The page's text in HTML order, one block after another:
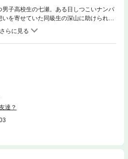
子高校生の七瀬。ある日しつこいナンパ
を寄せていた同級生の深山に助けられ
こじらせていた七瀬の心にするりと入り込
！！！同じ趣味で意気投合した2人は友達
のはずなのに…深山から押し倒されていき
れなくなったらどうしよう…」キスの意
しすぎる両片思い！！【本アイテムは、
電子書店共通版です】特典に悩む七瀬に
達？